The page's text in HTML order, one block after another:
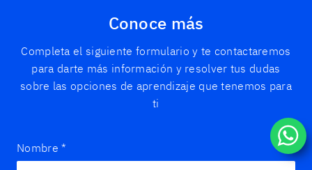
Conoce más
Completa el siguiente formulario y te contactaremos
para darte más información y resolver tus dudas
sobre las opciones de aprendizaje que tenemos para
ti
Nombre *